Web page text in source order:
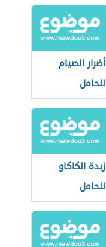
أضرار الصيام
للحامل
زبدة الكاكاو
للحامل